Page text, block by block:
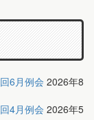
6月例会 2026年8
4月例会 2026年5